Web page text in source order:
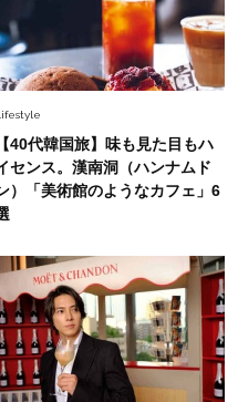
え〈3選〉
味見え回避のコツは「バッグ
ーデ】超ビッグサイズ×きれ
頼れる！無難に見えない【ひ
〈5選〉
【40代韓国旅】味も見た目もハ
センス。漢南洞（ハンナムド
）「美術館のようなカフェ」6